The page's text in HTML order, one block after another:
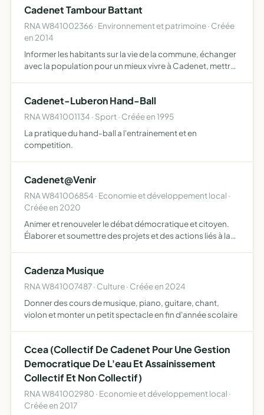
Cadenet Tambour Battant
RNA W841002366 · Environnement et patrimoine · Créée
en 2014
Informer les habitants sur la vie de la commune, échanger
avec la population pour un mieux vivre à Cadenet, mettre
Cadenet-Luberon Hand-Ball
RNA W841001134 · Sport · Créée en 1995
La pratique du hand-ball a l'entrainement et en
competition.
Cadenet@Venir
RNA W841006854 · Economie et développement local ·
Créée en 2020
Animer et renouveler le débat démocratique et citoyen.
Élaborer et soumettre des projets et des actions liés à la
Cadenza Musique
RNA W841007487 · Culture · Créée en 2024
Donner des cours de musique, piano, guitare, chant,
violon et monter un petit spectacle en fin d'année scolaire
Ccea (Collectif De Cadenet Pour Une Gestion
Democratique De L'eau Et Assainissement
Collectif Et Non Collectif)
RNA W841002980 · Economie et développement local ·
Créée en 2017